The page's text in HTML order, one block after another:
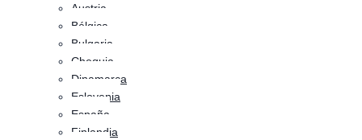
Austria
Bélgica
Bulgaria
Chequia
Dinamarca
Eslovenia
España
Finlandia